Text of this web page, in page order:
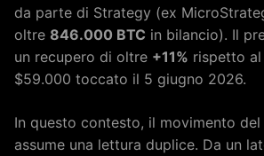
da parte di Strategy (ex
oltre 846.000 BTC in bilancio). Il
un recupero di oltre +11% rispetto
$59.000 toccato il 5 giugno 2026.
In questo contesto, il movimento
assume una lettura duplice. Da un